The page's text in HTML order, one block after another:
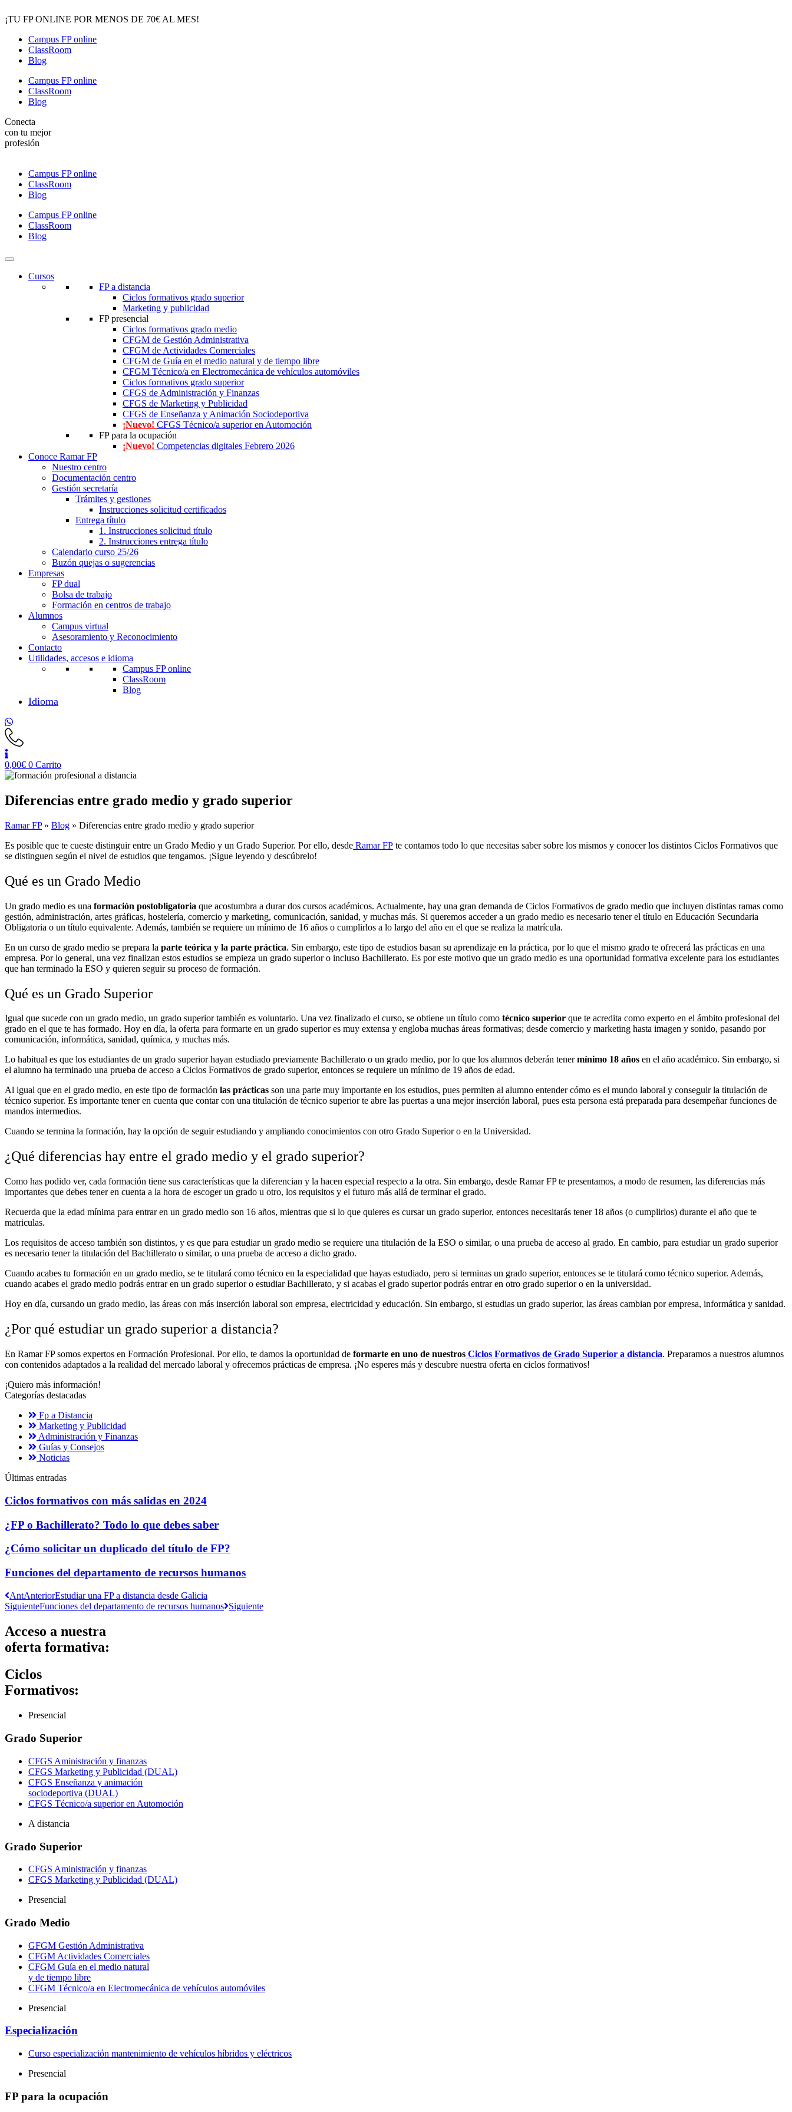
¡TU FP ONLINE POR MENOS DE 70€ AL MES!
Campus FP online
ClassRoom
Blog
Campus FP online
ClassRoom
Blog
Conecta
con tu mejor
profesión
Campus FP online
ClassRoom
Blog
Campus FP online
ClassRoom
Blog
Cursos
FP a distancia
Ciclos formativos grado superior
Marketing y publicidad
FP presencial
Ciclos formativos grado medio
CFGM de Gestión Administrativa
CFGM de Actividades Comerciales
CFGM de Guía en el medio natural y de tiempo libre
CFGM Técnico/a en Electromecánica de vehículos automóviles
Ciclos formativos grado superior
CFGS de Administración y Finanzas
CFGS de Marketing y Publicidad
CFGS de Enseñanza y Animación Sociodeportiva
¡Nuevo! CFGS Técnico/a superior en Automoción
FP para la ocupación
¡Nuevo! Competencias digitales Febrero 2026
Conoce Ramar FP
Nuestro centro
Documentación centro
Gestión secretaría
Trámites y gestiones
Instrucciones solicitud certificados
Entrega título
1. Instrucciones solicitud título
2. Instrucciones entrega título
Calendario curso 25/26
Buzón quejas o sugerencias
Empresas
FP dual
Bolsa de trabajo
Formación en centros de trabajo
Alumnos
Campus virtual
Asesoramiento y Reconocimiento
Contacto
Utilidades, accesos e idioma
Campus FP online
ClassRoom
Blog
0,00€ 0 Carrito
Diferencias entre grado medio y grado superior
Ramar FP» Blog » Diferencias entre grado medio y grado superior
Es posible que te cueste distinguir entre un Grado Medio y un Grado Superior. Por ello, desde Ramar FP te contamos todo lo que necesitas saber sobre los mismos y conocer los distintos Ciclos Formativos que
se distinguen según el nivel de estudios que tengamos. ¡Sigue leyendo y descúbrelo!
Qué es un Grado Medio
Un grado medio es una formación postobligatoria que acostumbra a durar dos cursos académicos. Actualmente, hay una gran demanda de Ciclos Formativos de grado medio que incluyen distintas ramas como
gestión, administración, artes gráficas, hostelería, comercio y marketing, comunicación, sanidad, y muchas más. Si queremos acceder a un grado medio es necesario tener el título en Educación Secundaria
Obligatoria o un título equivalente. Además, también se requiere un mínimo de 16 años o cumplirlos a lo largo del año en el que se realiza la matrícula.
En un curso de grado medio se prepara la parte teórica y la parte práctica. Sin embargo, este tipo de estudios basan su aprendizaje en la práctica, por lo que el mismo grado te ofrecerá las prácticas en una
empresa. Por lo general, una vez finalizan estos estudios se empieza un grado superior o incluso Bachillerato. Es por este motivo que un grado medio es una oportunidad formativa excelente para los estudiantes
que han terminado la ESO y quieren seguir su proceso de formación.
Qué es un Grado Superior
Igual que sucede con un grado medio, un grado superior también es voluntario. Una vez finalizado el curso, se obtiene un título como técnico superior que te acredita como experto en el ámbito profesional del
grado en el que te has formado. Hoy en día, la oferta para formarte en un grado superior es muy extensa y engloba muchas áreas formativas; desde comercio y marketing hasta imagen y sonido, pasando por
comunicación, informática, sanidad, química, y muchas más.
Lo habitual es que los estudiantes de un grado superior hayan estudiado previamente Bachillerato o un grado medio, por lo que los alumnos deberán tenermínimo 18 años en el año académico. Sin embargo, si
el alumno ha terminado una prueba de acceso a Ciclos Formativos de grado superior, entonces se requiere un mínimo de 19 años de edad.
Al igual que en el grado medio, en este tipo de formación las prácticas son una parte muy importante en los estudios, pues permiten al alumno entender cómo es el mundo laboral y conseguir la titulación de
técnico superior. Es importante tener en cuenta que contar con una titulación de técnico superior te abre las puertas a una mejor inserción laboral, pues esta persona está preparada para desempeñar funciones de
mandos intermedios.
Cuando se termina la formación, hay la opción de seguir estudiando y ampliando conocimientos con otro Grado Superior o en la Universidad.
¿Qué diferencias hay entre el grado medio y el grado superior?
Como has podido ver, cada formación tiene sus características que la diferencian y la hacen especial respecto a la otra. Sin embargo, desde Ramar FP te presentamos, a modo de resumen, las diferencias más
importantes que debes tener en cuenta a la hora de escoger un grado u otro, los requisitos y el futuro más allá de terminar el grado.
Recuerda que la edad mínima para entrar en un grado medio son 16 años, mientras que si lo que quieres es cursar un grado superior, entonces necesitarás tener 18 años (o cumplirlos) durante el año que te
matriculas.
Los requisitos de acceso también son distintos, y es que para estudiar un grado medio se requiere una titulación de la ESO o similar, o una prueba de acceso al grado. En cambio, para estudiar un grado superior
es necesario tener la titulación del Bachillerato o similar, o una prueba de acceso a dicho grado.
Cuando acabes tu formación en un grado medio, se te titulará como técnico en la especialidad que hayas estudiado, pero si terminas un grado superior, entonces se te titulará como técnico superior. Además,
cuando acabes el grado medio podrás entrar en un grado superior o estudiar Bachillerato, y si acabas el grado superior podrás entrar en otro grado superior o en la universidad.
Hoy en día, cursando un grado medio, las áreas con más inserción laboral son empresa, electricidad y educación. Sin embargo, si estudias un grado superior, las áreas cambian por empresa, informática y sanidad.
¿Por qué estudiar un grado superior a distancia?
En Ramar FP somos expertos en Formación Profesional. Por ello, te damos la oportunidad de formarte en uno de nuestros Ciclos Formativos de Grado Superior a distancia. Preparamos a nuestros alumnos
con contenidos adaptados a la realidad del mercado laboral y ofrecemos prácticas de empresa. ¡No esperes más y descubre nuestra oferta en ciclos formativos!
¡Quiero más información!
Categorías destacadas
Fp a Distancia
Marketing y Publicidad
Administración y Finanzas
Guías y Consejos
Noticias
Últimas entradas
Ciclos formativos con más salidas en 2024
¿FP o Bachillerato? Todo lo que debes saber
¿Cómo solicitar un duplicado del título de FP?
Funciones del departamento de recursos humanos
AntAnteriorEstudiar una FP a distancia desde Galicia
SiguienteFunciones del departamento de recursos humanos Siguiente
Acceso a nuestra
oferta formativa:
Ciclos
Formativos:
Presencial
Grado Superior
CFGS Aministración y finanzas
CFGS Marketing y Publicidad (DUAL)
CFGS Enseñanza y animación
sociodeportiva (DUAL)
CFGS Técnico/a superior en Automoción
A distancia
Grado Superior
CFGS Aministración y finanzas
CFGS Marketing y Publicidad (DUAL)
Presencial
Grado Medio
GFGM Gestión Administrativa
CFGM Actividades Comerciales
CFGM Guía en el medio natural
y de tiempo libre
CFGM Técnico/a en Electromecánica de vehículos automóviles
Presencial
Especialización
Curso especialización mantenimiento de vehículos híbridos y eléctricos
Presencial
FP para la ocupación